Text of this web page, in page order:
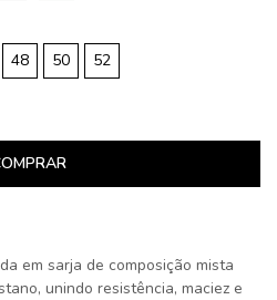
48 50 52
em sarja de composição mista
unindo resistência, maciez e